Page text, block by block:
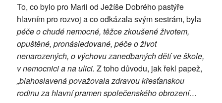
To, co bylo pro Marii od Ježíše Dobrého pastýře
hlavním pro rozvoj a co odkázala svým sestrám, byla
péče o chudé nemocné, těžce zkoušené životem,
opuštěné, pronásledované, péče o život
nenarozených, o výchovu zanedbaných dětí ve škole,
v nemocnici a na ulici. Z toho důvodu, jak řekl papež,
„blahoslavená považovala zdravou křesťanskou
rodinu za hlavní pramen společenského obrození…